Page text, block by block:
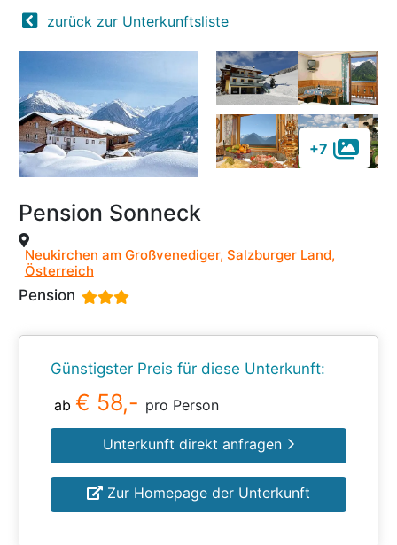
zurück zur Unterkunftsliste
+7
Pension Sonneck
Neukirchen am Großvenediger, Salzburger Land,
Österreich
Pension
Günstigster Preis für diese Unterkunft:
ab € 58,- pro Person
Unterkunft direkt anfragen
Zur Homepage der Unterkunft